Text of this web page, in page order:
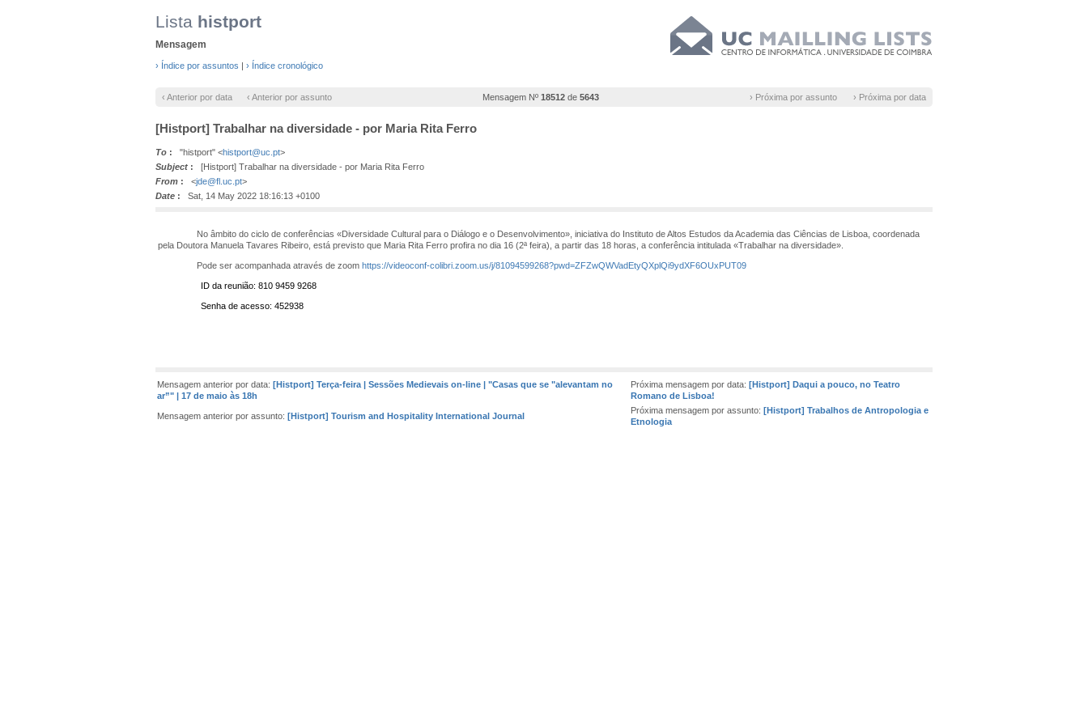
Lista histport
Mensagem
› Índice por assuntos | › Índice cronológico
‹ Anterior por data ‹ Anterior por assunto Mensagem Nº 18512 de 5643 › Próxima por assunto › Próxima por data
[Histport] Trabalhar na diversidade - por Maria Rita Ferro
To : "histport" <histport@uc.pt>
Subject : [Histport] Trabalhar na diversidade - por Maria Rita Ferro
From : <jde@fl.uc.pt>
Date : Sat, 14 May 2022 18:16:13 +0100
No âmbito do ciclo de conferências «Diversidade Cultural para o Diálogo e o Desenvolvimento», iniciativa do Instituto de Altos Estudos da Academia das Ciências de Lisboa, coordenada
pela Doutora Manuela Tavares Ribeiro, está previsto que Maria Rita Ferro profira no dia 16 (2ª feira), a partir das 18 horas, a conferência intitulada «Trabalhar na diversidade».
Pode ser acompanhada através de zoom https://videoconf-colibri.zoom.us/j/81094599268?pwd=ZFZwQWVadEtyQXplQi9ydXF6OUxPUT09
ID da reunião: 810 9459 9268
Senha de acesso: 452938
Mensagem anterior por data: [Histport] Terça-feira | Sessões Medievais on-line | "Casas que se "alevantam no
ar”" | 17 de maio às 18h
Próxima mensagem por data: [Histport] Daqui a pouco, no Teatro
Romano de Lisboa!
Mensagem anterior por assunto: [Histport] Tourism and Hospitality International Journal
Próxima mensagem por assunto: [Histport] Trabalhos de Antropologia e
Etnologia